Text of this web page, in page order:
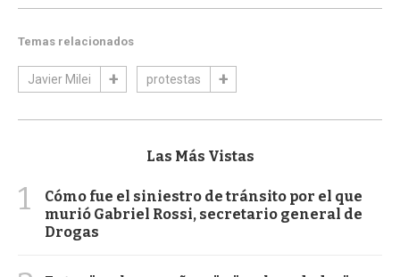
Temas relacionados
Javier Milei protestas
Las Más Vistas
1
Cómo fue el siniestro de tránsito por el que
murió Gabriel Rossi, secretario general de
Drogas